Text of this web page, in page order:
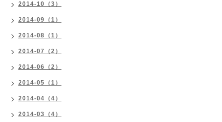
2014-10（3）
2014-09（1）
2014-08（1）
2014-07（2）
2014-06（2）
2014-05（1）
2014-04（4）
2014-03（4）